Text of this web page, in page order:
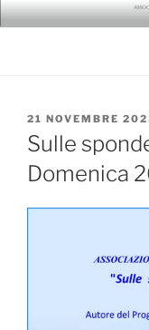
Salta
al
ANTA –
PUBBLICATO
IL
21 NOVEMBRE
Sulle
Domenica